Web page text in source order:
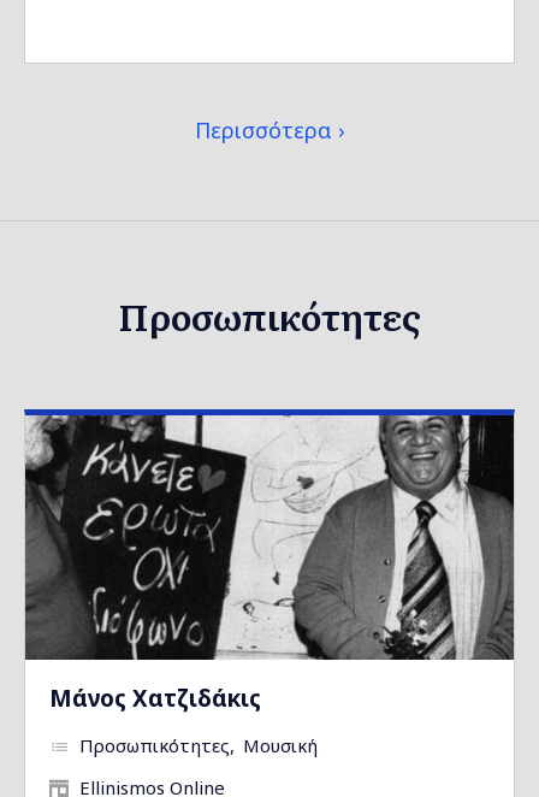
Περισσότερα
Προσωπικότητες
Μάνος Χατζιδάκις
Προσωπικότητες
Μουσική
Ellinismos Online